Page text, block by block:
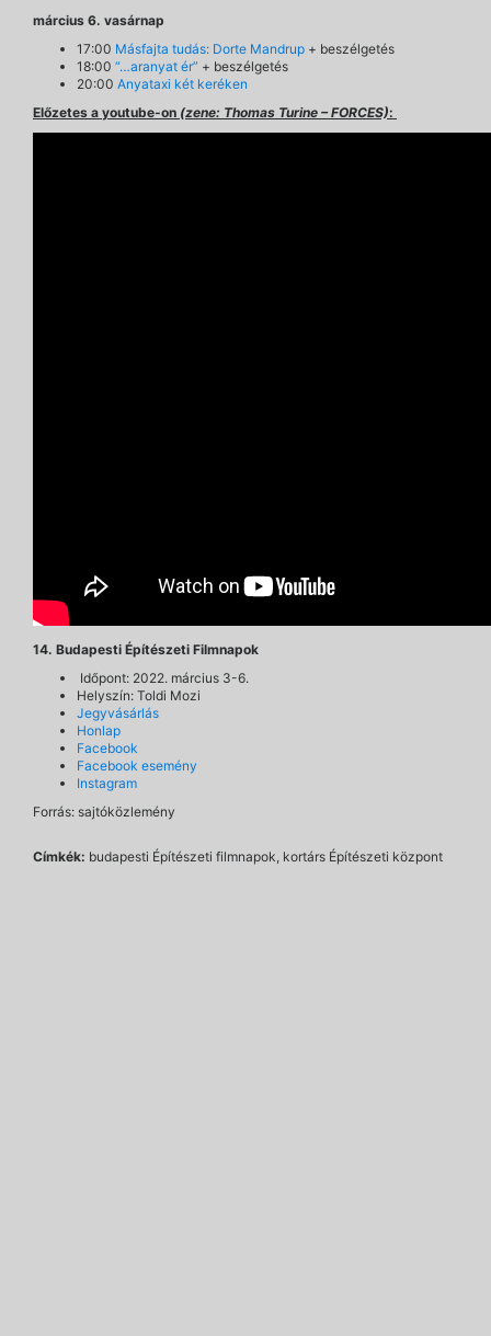
március 6. vasárnap
17:00 Másfajta tudás: Dorte Mandrup + beszélgetés
18:00 “…aranyat ér” + beszélgetés
20:00 Anyataxi két keréken
Előzetes a youtube-on (zene: Thomas Turine – FORCES):
14. Budapesti Építészeti Filmnapok
Időpont: 2022. március 3-6.
Helyszín: Toldi Mozi
Jegyvásárlás
Honlap
Facebook
Facebook esemény
Instagram
Forrás: sajtóközlemény
Címkék: budapesti Építészeti filmnapok, kortárs Építészeti központ